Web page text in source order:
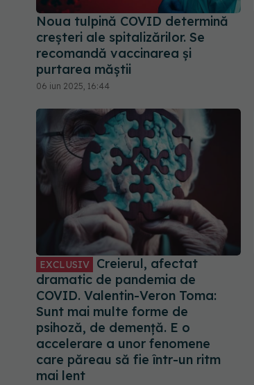
Noua tulpină COVID determină
creșteri ale spitalizărilor. Se
recomandă vaccinarea și
purtarea măștii
06 iun 2025, 16:44
EXCLUSIV
Creierul, afectat
dramatic de pandemia de
COVID. Valentin-Veron Toma:
Sunt mai multe forme de
psihoză, de demență. E o
accelerare a unor fenomene
care păreau să fie într-un ritm
mai lent